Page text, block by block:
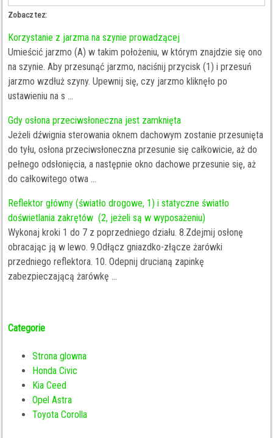
Zobacz tez:
Korzystanie z jarzma na szynie prowadzącej
Umieścić jarzmo (A) w takim położeniu, w którym znajdzie się ono
na szynie. Aby przesunąć jarzmo, naciśnij przycisk (1) i przesuń
jarzmo wzdłuż szyny. Upewnij się, czy jarzmo kliknęło po
ustawieniu na s ...
Gdy osłona przeciwsłoneczna jest zamknięta
Jeżeli dźwignia sterowania oknem dachowym zostanie przesunięta
do tyłu, osłona przeciwsłoneczna przesunie się całkowicie, aż do
pełnego odsłonięcia, a następnie okno dachowe przesunie się, aż
do całkowitego otwa ...
Reflektor główny (światło drogowe, 1) i statyczne światło
doświetlania zakrętów (2, jeżeli są w wyposażeniu)
Wykonaj kroki 1 do 7 z poprzedniego działu. 8.Zdejmij osłonę
obracając ją w lewo. 9.Odłącz gniazdko-złącze żarówki
przedniego reflektora. 10. Odepnij drucianą zapinkę
zabezpieczającą żarówkę ...
Categorie
Strona glowna
Honda Civic
Kia Ceed
Opel Astra
Toyota Corolla